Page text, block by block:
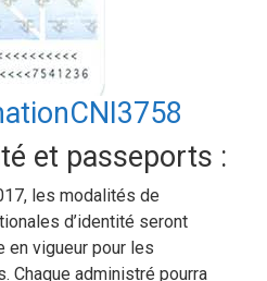
et passeports :
les modalités de
d’identité seront
en vigueur pour les
Chaque administré pourra